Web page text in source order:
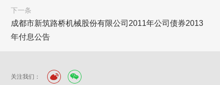
下一条
成都市新筑路桥机械股份有限公司2011年公司债券2013
年付息公告
关注我们：